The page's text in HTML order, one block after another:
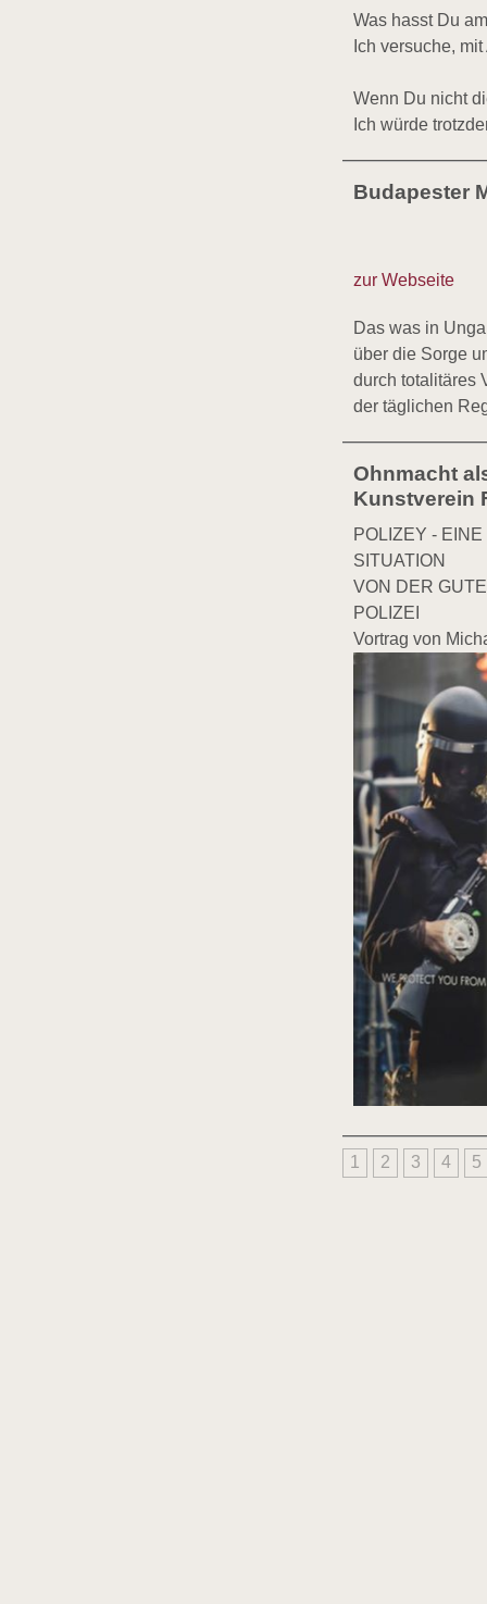
Was hasst Du
Ich versuche,
Wenn Du nicht
Ich würde
Budapester
zur Webseite
Das was in
über die Sorge
durch totalitäres
der täglichen
Ohnmacht
Kunstverein
POLIZEY -
SITUATION
VON DER
POLIZEI
Vortrag von
1 2 3 4 5